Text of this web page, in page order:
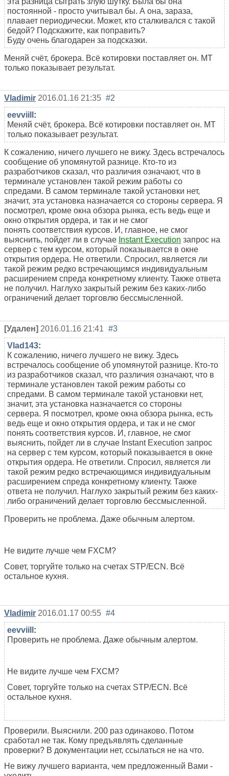
постоянной - просто учитывал бы. А она, зараза,
плавает периодически. Может, кто сталкивался с такой
бедой? Подскажите, как поправить?
Буду очень благодарен за подсказки.
Меняй счёт, брокера. Всё котировки поставляет он. МТ
только показывает результат.
Vladimir 2016.01.16 21:35 #2
eevviill :
Меняй счёт, брокера. Всё котировки поставляет он. МТ
только показывает результат.
К сожалению, ничего лучшего не вижу. Здесь встречалось
сообщение об упомянутой разнице. Кто-то из
разработчиков сказал, что различия означают, что в
терминале установлен такой режим работы со
спредами. В самом терминале такой установки нет,
значит, эта установка назначается со стороны сервера. Я
посмотрел, кроме окна обзора рынка, есть ведь еще и
окно открытия ордера, и так и не смог
понять соответствия курсов. И, главное, не смог
выяснить, пойдет ли в случае Instant Execution запрос на
сервер с тем курсом, который показывается в окне
открытия ордера. Не ответили. Спросил, является ли
такой режим редко встречающимся индивидуальным
расширением спреда конкретному клиенту. Также ответа
не получил. Наглухо закрытый режим без каких-либо
ограничений делает торговлю бессмысленной.
[Удален] 2016.01.16 21:41 #3
Vlad143:
К сожалению, ничего лучшего не вижу. Здесь
встречалось сообщение об упомянутой разнице. Кто-то
из разработчиков сказал, что различия означают, что в
терминале установлен такой режим работы со
спредами. В самом терминале такой установки нет,
значит, эта установка назначается со стороны
сервера. Я посмотрел, кроме окна обзора рынка, есть
ведь еще и окно открытия ордера, и так и не смог
понять соответствия курсов. И, главное, не смог
выяснить, пойдет ли в случае Instant Execution запрос
на сервер с тем курсом, который показывается в окне
открытия ордера. Не ответили. Спросил, является ли
такой режим редко встречающимся индивидуальным
расширением спреда конкретному клиенту. Также
ответа не получил. Наглухо закрытый режим без каких-
либо ограничений делает торговлю бессмысленной.
Проверить не проблема. Даже обычным алертом.
Не видите лучше чем FXCM?
Совет, торгуйте только на счетах STP/ECN. Всё
остальное кухня.
Vladimir 2016.01.17 00:55 #4
eevviill :
Проверить не проблема. Даже обычным алертом.
Не видите лучше чем FXCM?
Совет, торгуйте только на счетах STP/ECN. Всё
остальное кухня.
Проверили. Выяснили. 200 раз одинаково. Потом
сработал не так. Кому предъявлять сделанные
проверки? В документации нет, ссылаться не на что.
Не вижу лучшего варианта, чем предложенный Вами -